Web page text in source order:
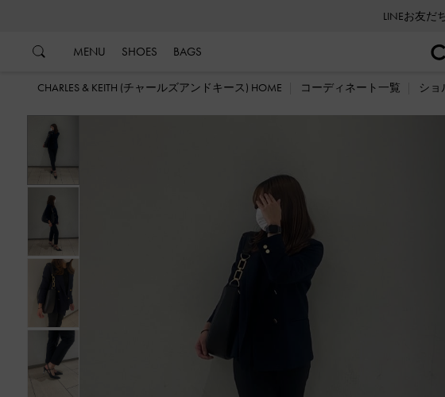
LINEお友だ
MENU SHOES BAGS
CHARLES & KEITH (チャールズアンドキース) HOME コーディネート一覧 ショ